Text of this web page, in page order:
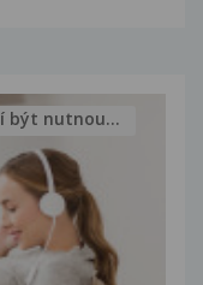
být nutnou...